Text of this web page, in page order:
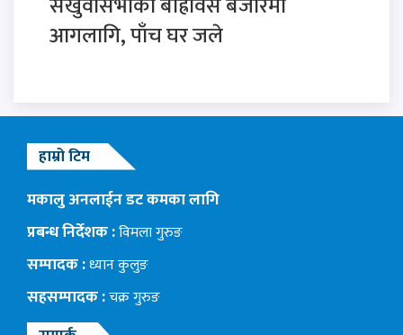
आगलागि, पाँच घर जले
हाम्रो टिम
मकालु अनलाईन डट कमका लागि
प्रबन्ध निर्देशक :विमला गुरुङ
सम्पादक :ध्यान कुलुङ
सहसम्पादक :चक्र गुरुङ